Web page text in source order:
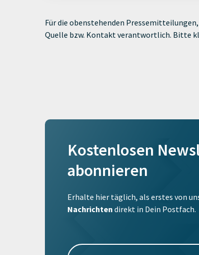
Für die obenstehenden
Quelle bzw. Kontakt verantwortlich. Bitte
Kostenlosen
abonnieren
Erhalte hier täglich, als erstes von
Nachrichten direkt in Dein Postfach.